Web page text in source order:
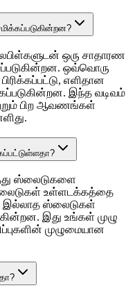
ஒரு சாதாரண
ஒவ்வொரு
எளிதான
இந்த வடிவம்
பிற ஆவணங்கள்
ஸ்லைடுகளை
ஸ்லைடுகள் உள்ளடக்கத்தை
இல்லாத ஸ்லைடுகள்
இது உங்கள் முழு
முழுமையான